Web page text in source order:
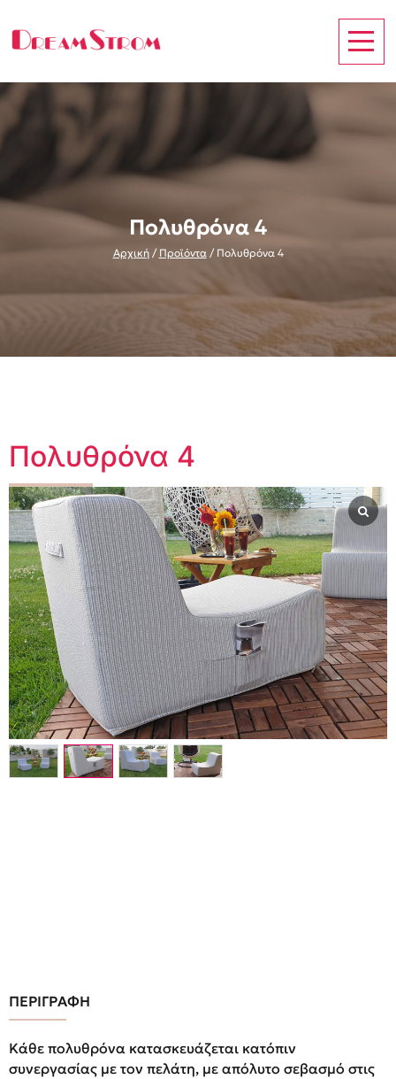
Πολυθρόνα 4
Αρχική/ Προϊόντα/ Πολυθρόνα 4
Πολυθρόνα 4
ΠΕΡΙΓΡΑΦΗ
Κάθε πολυθρόνα κατασκευάζεται κατόπιν
συνεργασίας με τον πελάτη, με απόλυτο σεβασμό στις